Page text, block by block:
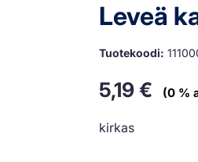
Leveä
Tuotekoodi:
5,19€ (0 %
kirkas